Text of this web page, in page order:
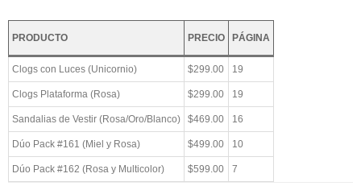
PRODUCTO PRECIO PÁGINA
Clogs con Luces (Unicornio) $299.00 19
Clogs Plataforma (Rosa) $299.00 19
Sandalias de Vestir (Rosa/Oro/Blanco) $469.00 16
Dúo Pack #161 (Miel y Rosa) $499.00 10
Dúo Pack #162 (Rosa y Multicolor) $599.00 7